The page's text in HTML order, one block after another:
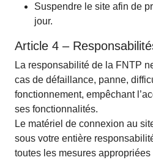
Suspendre le site afin de
jour.
Article 4 –
La responsabilité de la FNTP
cas de défaillance, panne,
fonctionnement, empêchant
ses fonctionnalités.
Le matériel de connexion au
sous votre entière
toutes les mesures